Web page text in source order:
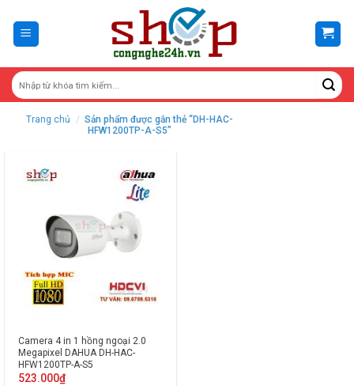
content
Trang chủ / Sản phẩm được gắn thẻ “DH-HAC-
HFW1200TP-A-S5”
Camera 4 in 1 hồng ngoại 2.0
Megapixel DAHUA DH-HAC-
HFW1200TP-A-S5
523.000₫